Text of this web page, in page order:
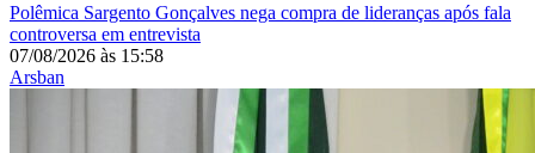
Polêmica Sargento Gonçalves nega compra de lideranças após fala
controversa em entrevista
07/08/2026 às 15:58
Arsban